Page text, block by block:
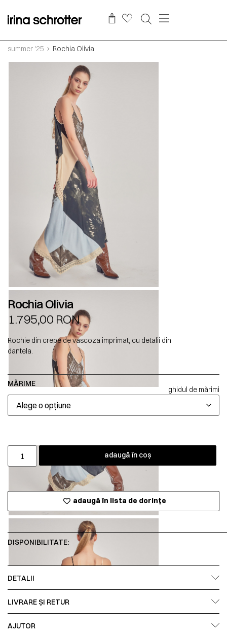
summer '25 Rochia Olivia
Rochia Olivia
1.795,00 RON
Rochie din crepe de vascoza imprimat, cu detalii din
dantela.
MĂRIME
ghidul de mărimi
adaugă în coș
adaugă în lista de dorințe
DISPONIBILITATE:
DETALII
LIVRARE ȘI RETUR
AJUTOR